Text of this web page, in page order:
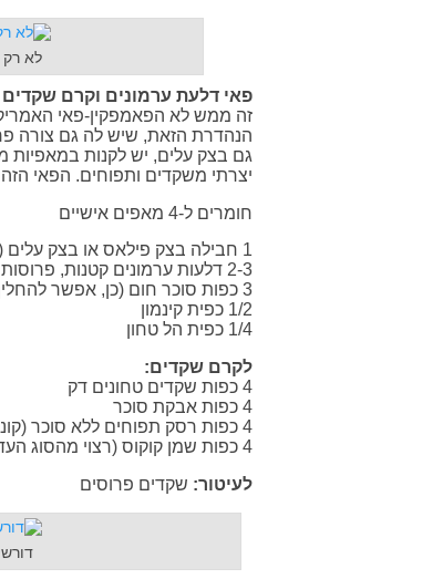
לא רק
פאי דלעת ערמונים וקרם שקדים
זה ממש לא הפאמפקין-פאי
הנהדרת הזאת, שיש לה גם צורה
גם בצק עלים, יש לקנות
יצרתי משקדים ותפוחים. הפאי הזה
חומרים ל-4 מאפים אישיים
1 חבילה בצק פילאס או בצק עלים (אני השתמשתי בפילאס שנמכר בריבועים), מופשר
2-3 דלעות ערמונים קטנות, פרוסות דק ומנוקות מזרעים
3 כפות סוכר חום (כן, אפשר להחליף בסילאן או מייפל, אבל יש להם טעם דומיננטי)
1/2 כפית קינמון
1/4 כפית הל טחון
לקרם שקדים:
4 כפות שקדים טחונים דק
4 כפות אבקת סוכר
4 כפות רסק תפוחים ללא סוכר (קונים מוכן או ראו מתכון בהמשך)
4 כפות שמן קוקוס (רצוי מהסוג העדין והלא-ארומטי), מומס
לעיטור: שקדים פרוסים